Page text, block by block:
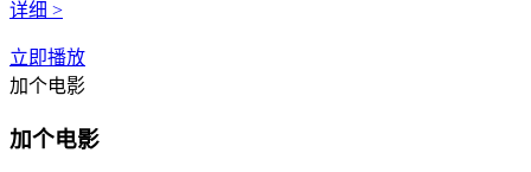
详细 >
立即播放
加个电影
加个电影